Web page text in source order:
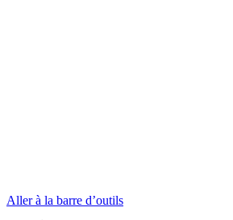
Aller à la barre d’outils